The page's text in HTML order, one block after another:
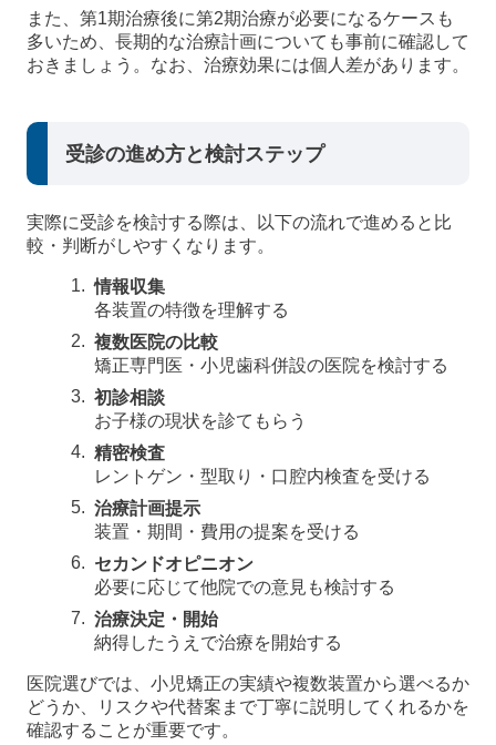
また、第1期治療後に第2期治療が必要になるケースも
多いため、長期的な治療計画についても事前に確認して
おきましょう。なお、治療効果には個人差があります。
受診の進め方と検討ステップ
実際に受診を検討する際は、以下の流れで進めると比
較・判断がしやすくなります。
情報収集
各装置の特徴を理解する
複数医院の比較
矯正専門医・小児歯科併設の医院を検討する
初診相談
お子様の現状を診てもらう
精密検査
レントゲン・型取り・口腔内検査を受ける
治療計画提示
装置・期間・費用の提案を受ける
セカンドオピニオン
必要に応じて他院での意見も検討する
治療決定・開始
納得したうえで治療を開始する
医院選びでは、小児矯正の実績や複数装置から選べるか
どうか、リスクや代替案まで丁寧に説明してくれるかを
確認することが重要です。